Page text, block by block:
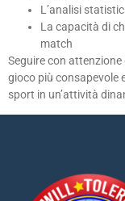
L’analisi
La capacità di
match
Seguire con
gioco più consapevole
sport in un’attività